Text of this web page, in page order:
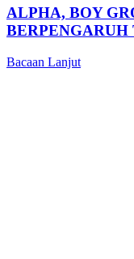
ALPHA, BOY
Bacaan Lanjut